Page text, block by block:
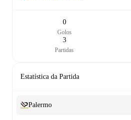
0
Golos
3
Partidas
Estatística da Partida
Palermo